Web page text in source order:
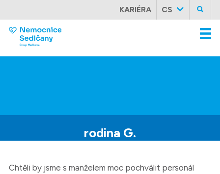
KARIÉRA CS
rodina G.
Chtěli by jsme s manželem moc pochválit personál